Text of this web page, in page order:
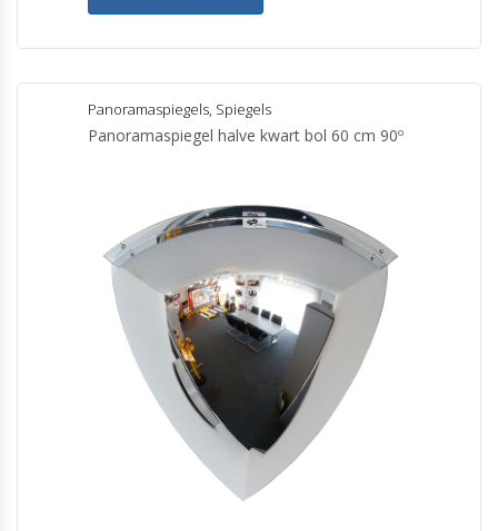
Panoramaspiegels, Spiegels
Panoramaspiegel halve kwart bol 60 cm 90º